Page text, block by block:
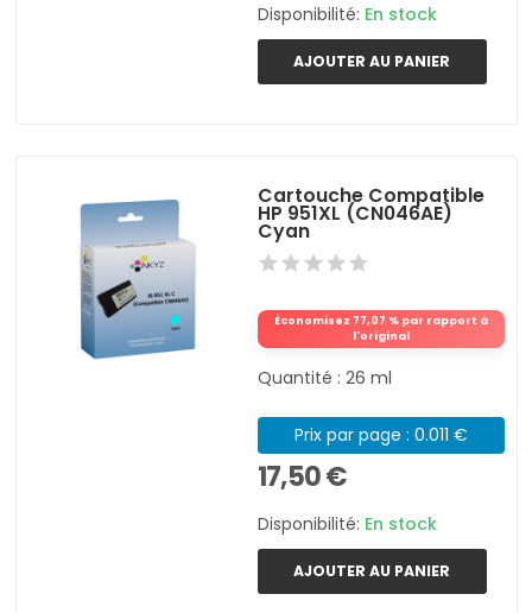
Disponibilité: En stock
AJOUTER AU PANIER
Cartouche Compatible
HP 951XL (CN046AE)
Cyan
Économisez 77,07 % par rapport à
l'original
Quantité : 26 ml
Prix par page : 0.011 €
17,50 €
Disponibilité: En stock
AJOUTER AU PANIER